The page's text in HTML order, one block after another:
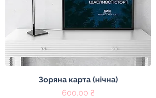
Зоряна карта (нічна)
Ціна
600,00 ₴